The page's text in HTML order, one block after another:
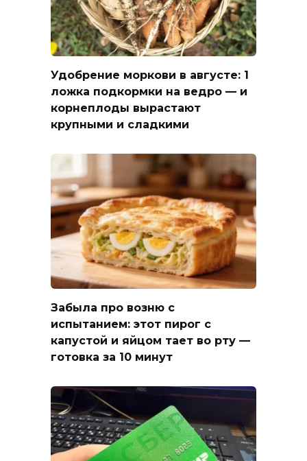
Удобрение моркови в августе: 1
ложка подкормки на ведро — и
корнеплоды вырастают
крупными и сладкими
Забыла про возню с
испытанием: этот пирог с
капустой и яйцом тает во рту —
готовка за 10 минут